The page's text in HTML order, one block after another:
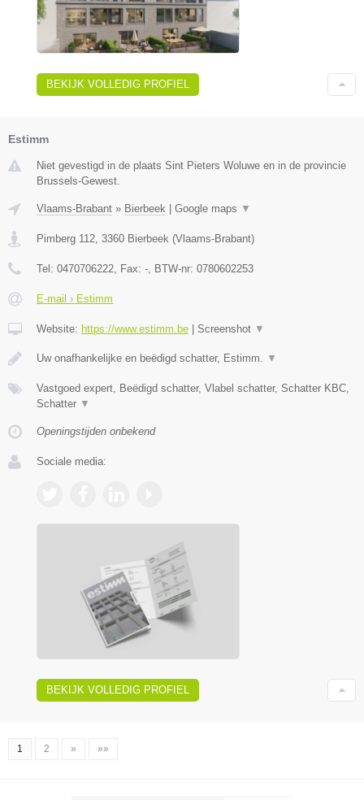
BEKIJK VOLLEDIG PROFIEL
Estimm
Niet gevestigd in de plaats Sint Pieters Woluwe en in de provincie
Brussels-Gewest.
Vlaams-Brabant » Bierbeek Google maps ▼
Pimberg 112 3360 Bierbeek (Vlaams-Brabant)
Tel: 0470706222 , Fax: - , BTW-nr: 0780602253
E-mail › Estimm
Website: https://www.estimm.be Screenshot ▼
Uw onafhankelijke en beëdigd schatter, Estimm. ▼
Vastgoed expert, Beëdigd schatter, Vlabel schatter, Schatter KBC,
Schatter ▼
Openingstijden onbekend
Sociale media:
BEKIJK VOLLEDIG PROFIEL
1 2 » »»